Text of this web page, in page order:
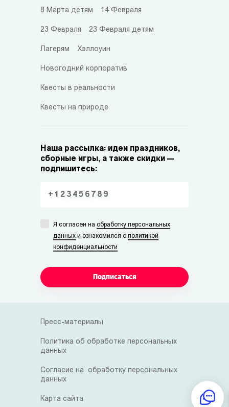
8 Марта детям 14 Февраля
23 Февраля 23 Февраля детям
Лагерям Хэллоуин
Новогодний корпоратив
Квесты в реальности
Квесты на природе
Наша рассылка: идеи праздников,
сборные игры, а также скидки —
подпишитесь:
Я согласен на обработку персональных
данных и ознакомился с политикой
конфиденциальности
Подписаться
Пресс-материалы
Политика об обработке персональных
данных
Согласие на обработку персональных
данных
Карта сайта